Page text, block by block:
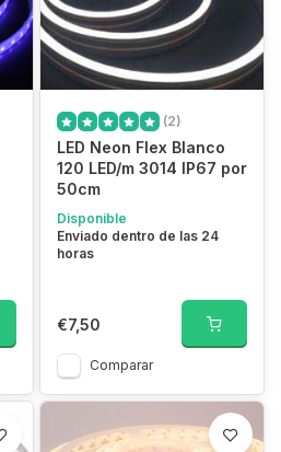
(2)
LED Neon Flex Blanco
120 LED/m 3014 IP67 por
50cm
Disponible
Enviado dentro de las 24
horas
€7,50
Comparar